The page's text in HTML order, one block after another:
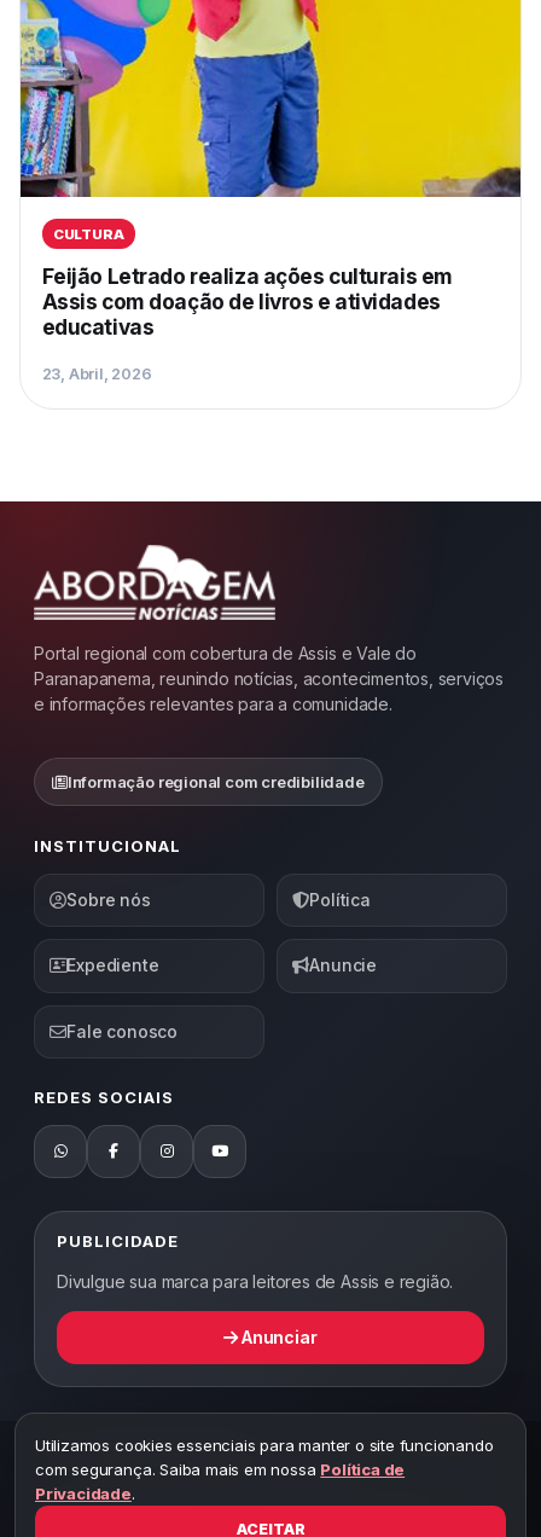
CULTURA
Feijão Letrado realiza ações culturais em
Assis com doação de livros e atividades
educativas
23, Abril, 2026
Portal regional com cobertura de Assis e Vale do
Paranapanema, reunindo notícias, acontecimentos, serviços
e informações relevantes para a comunidade.
Informação regional com credibilidade
INSTITUCIONAL
Sobre nós Política
Expediente Anuncie
Fale conosco
REDES SOCIAIS
PUBLICIDADE
Divulgue sua marca para leitores de Assis e região.
Anunciar
2026 ©Abordagem Notícias— Todos os direitos reservados —
Desenvolvido por WEB5.
A cópia total ou parcial desta página implicará ao autor sob pena de
Utilizamos cookies essenciais para manter o site funcionando
com segurança. Saiba mais em nossa Política de
Privacidade.
ACEITAR